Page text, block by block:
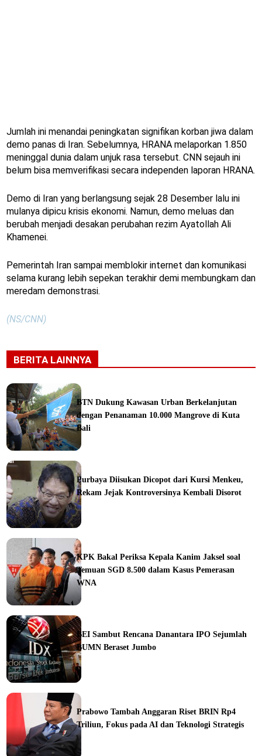
Jumlah ini menandai peningkatan signifikan korban jiwa dalam
demo panas di Iran. Sebelumnya, HRANA melaporkan 1.850
meninggal dunia dalam unjuk rasa tersebut. CNN sejauh ini
belum bisa memverifikasi secara independen laporan HRANA.
Demo di Iran yang berlangsung sejak 28 Desember lalu ini
mulanya dipicu krisis ekonomi. Namun, demo meluas dan
berubah menjadi desakan perubahan rezim Ayatollah Ali
Khamenei.
Pemerintah Iran sampai memblokir internet dan komunikasi
selama kurang lebih sepekan terakhir demi membungkam dan
meredam demonstrasi.
(NS/CNN)
BERITA LAINNYA
BTN Dukung Kawasan Urban Berkelanjutan
dengan Penanaman 10.000 Mangrove di Kuta
Bali
Purbaya Diisukan Dicopot dari Kursi Menkeu,
Rekam Jejak Kontroversinya Kembali Disorot
KPK Bakal Periksa Kepala Kanim Jaksel soal
Temuan SGD 8.500 dalam Kasus Pemerasan
WNA
BEI Sambut Rencana Danantara IPO Sejumlah
BUMN Beraset Jumbo
Prabowo Tambah Anggaran Riset BRIN Rp4
Triliun, Fokus pada AI dan Teknologi Strategis